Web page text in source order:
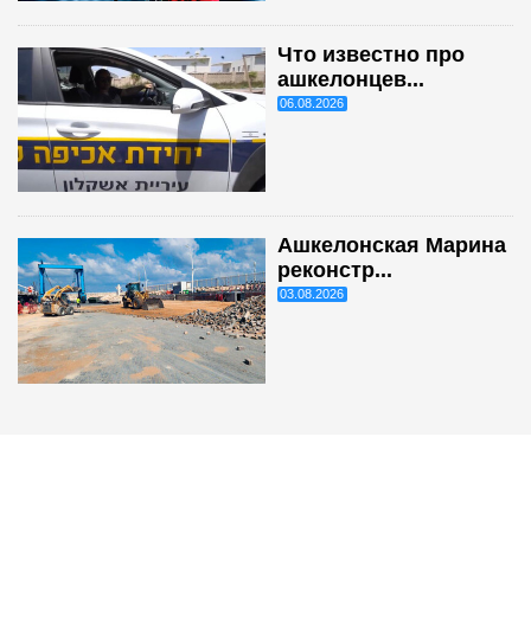
Что известно про
ашкелонцев...
06.08.2026
Ашкелонская Марина
реконстр...
03.08.2026